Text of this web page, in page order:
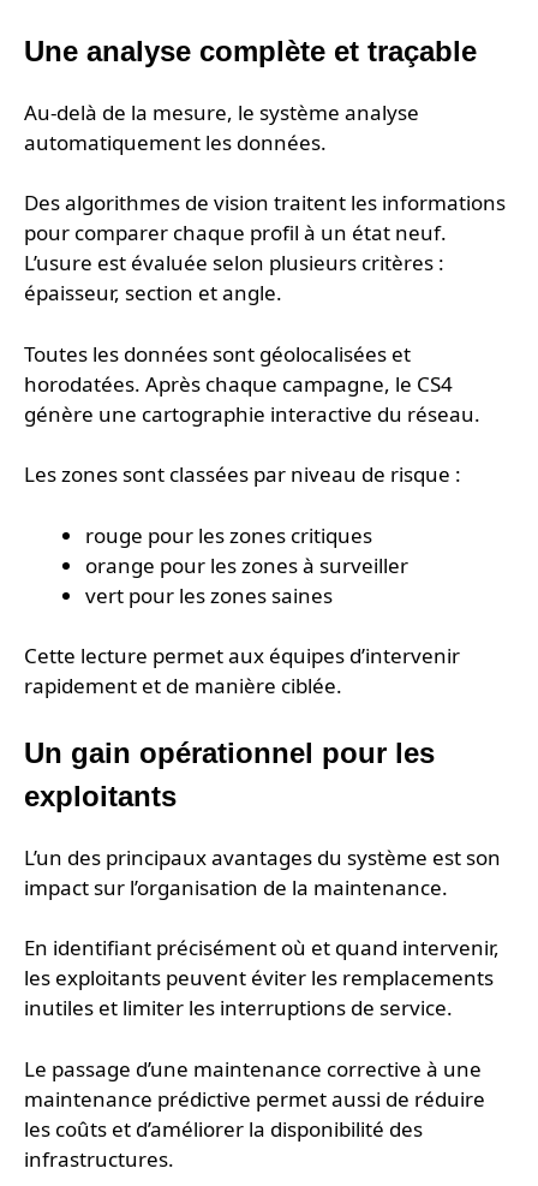
Une analyse complète et traçable
Au-delà de la mesure, le système analyse
automatiquement les données.
Des algorithmes de vision traitent les informations
pour comparer chaque profil à un état neuf.
L’usure est évaluée selon plusieurs critères :
épaisseur, section et angle.
Toutes les données sont géolocalisées et
horodatées. Après chaque campagne, le CS4
génère une cartographie interactive du réseau.
Les zones sont classées par niveau de risque :
rouge pour les zones critiques
orange pour les zones à surveiller
vert pour les zones saines
Cette lecture permet aux équipes d’intervenir
rapidement et de manière ciblée.
Un gain opérationnel pour les
exploitants
L’un des principaux avantages du système est son
impact sur l’organisation de la maintenance.
En identifiant précisément où et quand intervenir,
les exploitants peuvent éviter les remplacements
inutiles et limiter les interruptions de service.
Le passage d’une maintenance corrective à une
maintenance prédictive permet aussi de réduire
les coûts et d’améliorer la disponibilité des
infrastructures.